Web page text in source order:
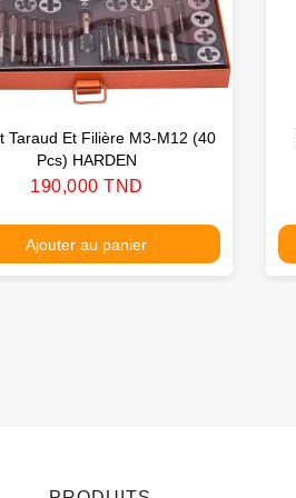
Taraud Et Filière M3-M12 (40
Pcs) HARDEN
Prix
190,000 TND
Ajouter au panier